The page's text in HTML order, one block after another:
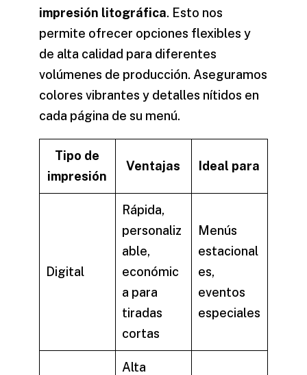
impresión litográfica. Esto nos
permite ofrecer opciones flexibles y
de alta calidad para diferentes
volúmenes de producción. Aseguramos
colores vibrantes y detalles nítidos en
cada página de su menú.
Tipo de
impresión
Ventajas Ideal para
Digital
Rápida,
personaliz
able,
económic
a para
tiradas
cortas
Menús
estacional
es,
eventos
especiales
Alta